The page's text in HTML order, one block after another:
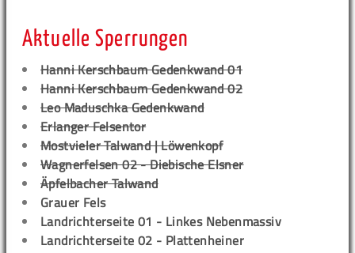
Aktuelle Sperrungen
Hanni Kerschbaum Gedenkwand 01
Hanni Kerschbaum Gedenkwand 02
Leo Maduschka Gedenkwand
Erlanger Felsentor
Mostvieler Talwand | Löwenkopf
Wagnerfelsen 02 - Diebische Elsner
Äpfelbacher Talwand
Grauer Fels
Landrichterseite 01 - Linkes Nebenmassiv
Landrichterseite 02 - Plattenheiner